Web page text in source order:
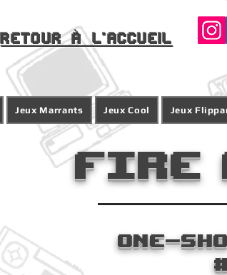
Retour à l'accueil
Jeux Marrants Jeux Cool Jeux
Fire
One-